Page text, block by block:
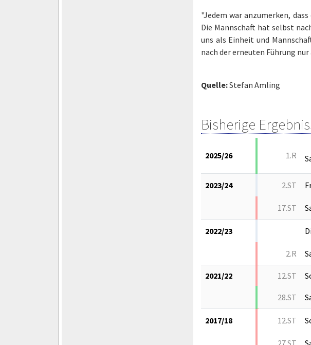
"Jedem war anzumerken,
Die Mannschaft hat selbst
uns als Einheit und
nach der erneuten Führung
Quelle:Stefan Amling
Bisherige
2025/26 1.R
2023/24 2.ST
17.ST
2022/23
2.R
2021/22 12.ST
28.ST
2017/18 12.ST
27.ST